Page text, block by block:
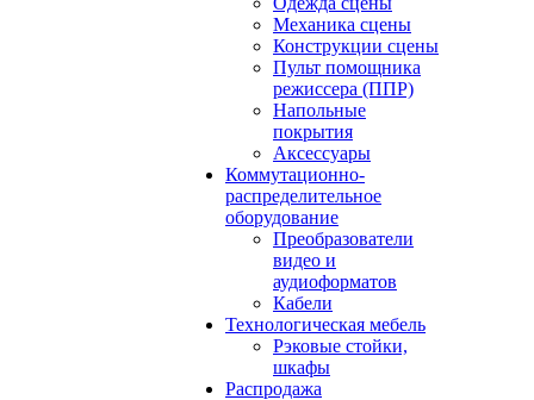
Механика сцены
Конструкции сцены
Пульт помощника
режиссера (ППР)
Напольные
покрытия
Аксессуары
Коммутационно-
распределительное
оборудование
Преобразователи
видео и
аудиоформатов
Кабели
Технологическая мебель
Рэковые стойки,
шкафы
Распродажа